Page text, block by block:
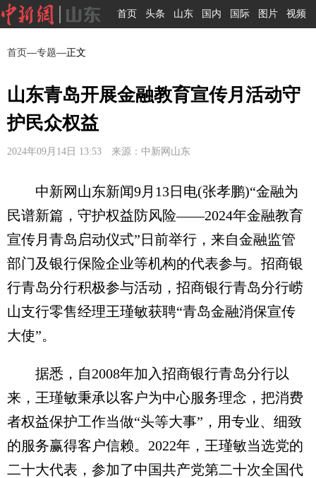
首页 头条 山东 国内 国际 图片 视频
首页—专题—正文
山东青岛开展金融教育宣传月活动守
护民众权益
2024年09月14日 13:53 来源：中新网山东
中新网山东新闻9月13日电(张孝鹏)“金融为
民谱新篇，守护权益防风险——2024年金融教育
宣传月青岛启动仪式”日前举行，来自金融监管
部门及银行保险企业等机构的代表参与。招商银
行青岛分行积极参与活动，招商银行青岛分行崂
山支行零售经理王瑾敏获聘“青岛金融消保宣传
大使”。
据悉，自2008年加入招商银行青岛分行以
来，王瑾敏秉承以客户为中心服务理念，把消费
者权益保护工作当做“头等大事”，用专业、细致
的服务赢得客户信赖。2022年，王瑾敏当选党的
二十大代表，参加了中国共产党第二十次全国代